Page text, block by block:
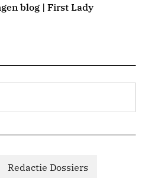
blog | First Lady
Redactie Dossiers